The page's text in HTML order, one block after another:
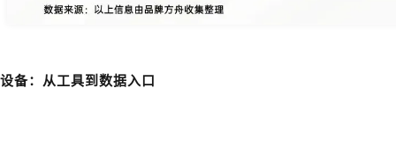
设备：从工具到数据入口